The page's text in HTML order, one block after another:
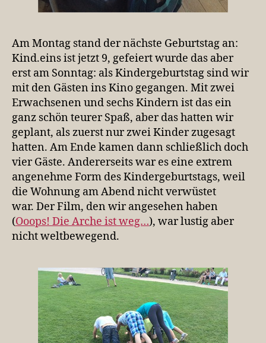
Am Montag stand der nächste Geburtstag an:
Kind.eins ist jetzt 9, gefeiert wurde das aber
erst am Sonntag: als Kindergeburtstag sind wir
mit den Gästen ins Kino gegangen. Mit zwei
Erwachsenen und sechs Kindern ist das ein
ganz schön teurer Spaß, aber das hatten wir
geplant, als zuerst nur zwei Kinder zugesagt
hatten. Am Ende kamen dann schließlich doch
vier Gäste. Andererseits war es eine extrem
angenehme Form des Kindergeburtstags, weil
die Wohnung am Abend nicht verwüstet
war. Der Film, den wir angesehen haben
(Ooops! Die Arche ist weg…), war lustig aber
nicht weltbewegend.